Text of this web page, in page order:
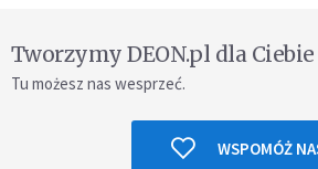
Tworzymy DEON.pl dla Ciebie
Tu możesz nas wesprzeć.
WSPOMÓŻ